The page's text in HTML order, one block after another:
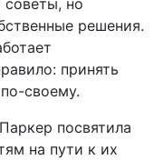
советы, но
решения.
принять
своему.
посвятила
на пути к их